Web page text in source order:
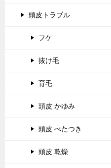
頭皮トラブル
フケ
抜け毛
育毛
頭皮 かゆみ
頭皮 べたつき
頭皮 乾燥